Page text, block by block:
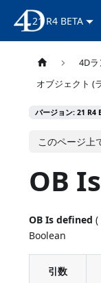
4D ドキュ
21 R4 BETA
4D
オブジェクト (
バージョン: 21 R4
このページ上
OB
OB Is defined (
Boolean
引数